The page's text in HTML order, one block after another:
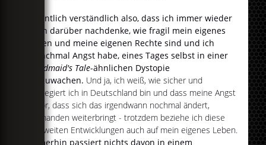
Eigentlich verständlich also, dass ich immer wieder
auch darüber nachdenke, wie fragil mein eigenes
Leben und meine eigenen Rechte sind und ich
manchmal Angst habe, eines Tages selbst in einer
Handmaid's Tale-ähnlichen Dystopie
aufzuwachen. Und ja, ich weiß, wie sicher und
privilegiert ich in Deutschland bin und dass meine Angst
davor, dass sich das irgendwann nochmal ändert,
niemanden weiterbringt - trotzdem beziehe ich diese
weltweiten Entwicklungen auch auf mein eigenes Leben.
Immerhin passiert nichts davon in einem